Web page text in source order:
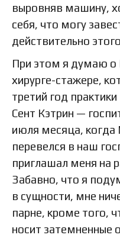
выровняв машину,
себя, что могу
действительно
При этом я думаю
хирурге-стажере,
третий год
Сент Кэтрин —
июля месяца, когда
перевелся в наш
приглашал меня на
Забавно, что я
в сущности, мне
парне, кроме того,
носит затемненные